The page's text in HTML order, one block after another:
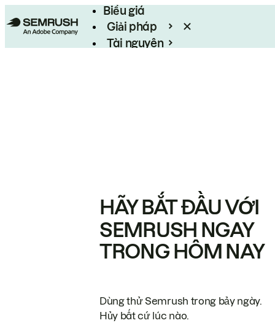
Biểu giá
Giải pháp
Tài nguyên
HÃY BẮT ĐẦU VỚI
SEMRUSH NGAY
TRONG HÔM NAY
Dùng thử Semrush trong bảy ngày.
Hủy bất cứ lúc nào.